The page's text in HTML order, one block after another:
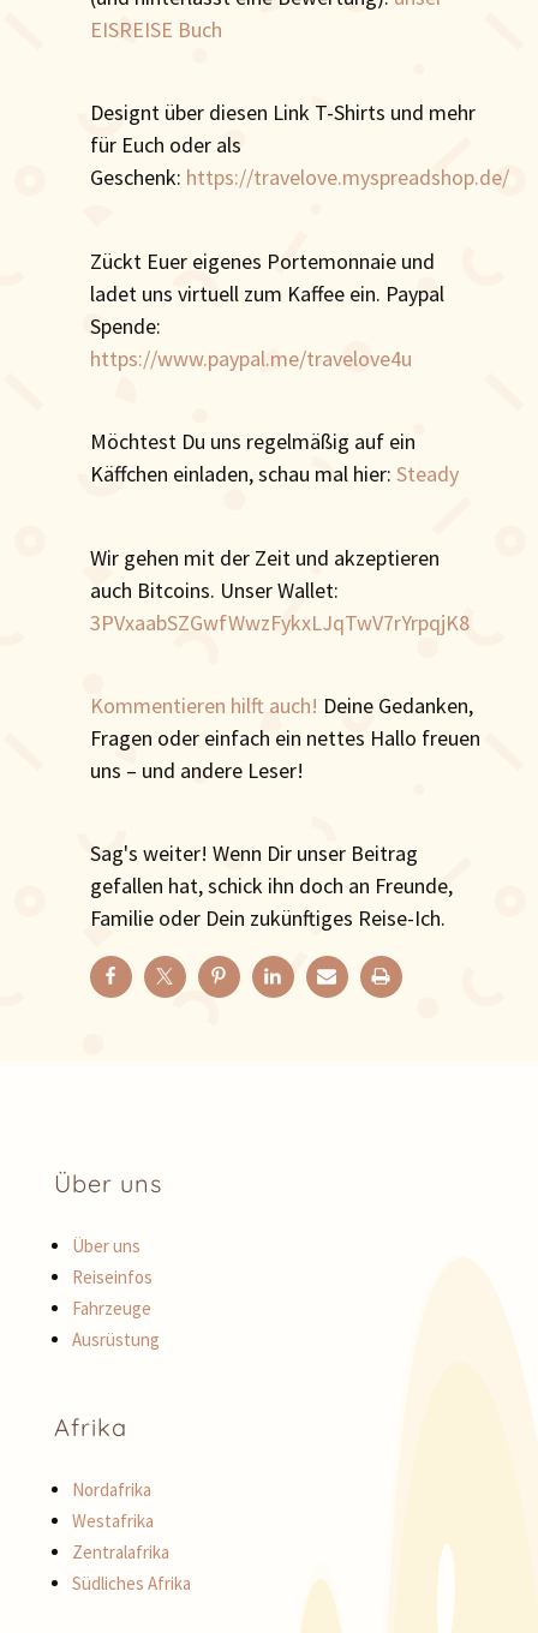
EISREISE Buch
Designt über diesen Link T-Shirts und mehr
für Euch oder als
Geschenk: https://travelove.myspreadshop.de/
Zückt Euer eigenes Portemonnaie und
ladet uns virtuell zum Kaffee ein. Paypal
Spende:
https://www.paypal.me/travelove4u
Möchtest Du uns regelmäßig auf ein
Käffchen einladen, schau mal hier: Steady
Wir gehen mit der Zeit und akzeptieren
auch Bitcoins. Unser Wallet:
3PVxaabSZGwfWwzFykxLJqTwV7rYrpqjK8
Kommentieren hilft auch! Deine Gedanken,
Fragen oder einfach ein nettes Hallo freuen
uns – und andere Leser!
Sag's weiter! Wenn Dir unser Beitrag
gefallen hat, schick ihn doch an Freunde,
Familie oder Dein zukünftiges Reise-Ich.
Über uns
Über uns
Reiseinfos
Fahrzeuge
Ausrüstung
Afrika
Nordafrika
Westafrika
Zentralafrika
Südliches Afrika